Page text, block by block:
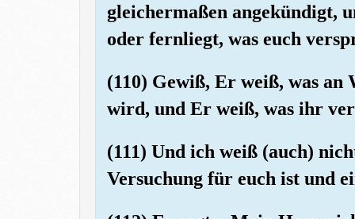
gleichermaßen angekündigt,
oder fernliegt, was euch
(110) Gewiß, Er weiß, was
wird, und Er weiß, was ihr
(111) Und ich weiß (auch)
Versuchung für euch ist und